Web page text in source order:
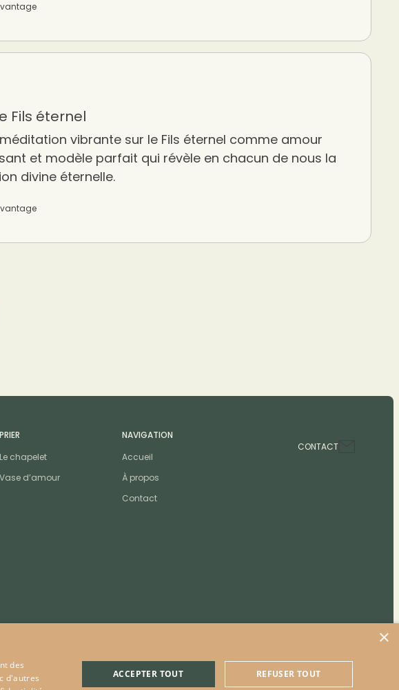
Fils éternel
vibrante sur le Fils éternel comme amour
et modèle parfait qui révèle en chacun de nous la
divine éternelle.
PRIER
Le chapelet
Vase d’amour
NAVIGATION
Accueil
À propos
Contact
CONTACT
Politique de confidentialité et de cookies
×
des
d'autres
ACCEPTER TOUT REFUSER TOUT